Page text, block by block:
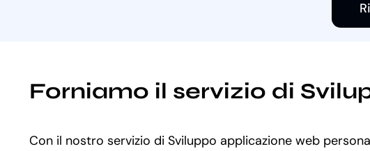
Forniamo il servizio di
Con il nostro servizio di Sviluppo applicazione web